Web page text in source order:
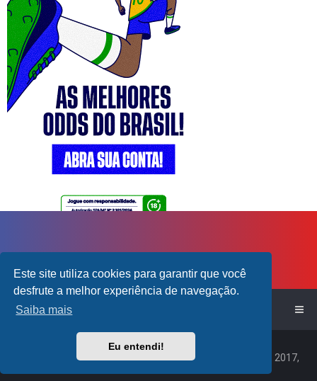
Este site utiliza cookies para garantir que você
desfrute a melhor experiência de navegação.
Saiba mais
Eu entendi!
Início do Fórum!
Traduzido por:Suporte phpBB Default Avatar Extended
© 2017,